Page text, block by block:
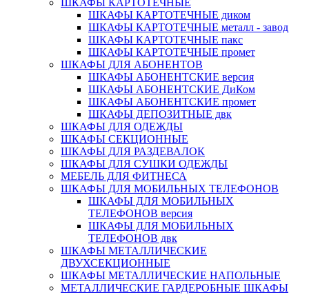
ШКАФЫ КАРТОТЕЧНЫЕ диком
ШКАФЫ КАРТОТЕЧНЫЕ металл - завод
ШКАФЫ КАРТОТЕЧНЫЕ пакс
ШКАФЫ КАРТОТЕЧНЫЕ промет
ШКАФЫ ДЛЯ АБОНЕНТОВ
ШКАФЫ АБОНЕНТСКИЕ версия
ШКАФЫ АБОНЕНТСКИЕ ДиКом
ШКАФЫ АБОНЕНТСКИЕ промет
ШКАФЫ ДЕПОЗИТНЫЕ двк
ШКАФЫ ДЛЯ ОДЕЖДЫ
ШКАФЫ СЕКЦИОННЫЕ
ШКАФЫ ДЛЯ РАЗДЕВАЛОК
ШКАФЫ ДЛЯ СУШКИ ОДЕЖДЫ
МЕБЕЛЬ ДЛЯ ФИТНЕСА
ШКАФЫ ДЛЯ МОБИЛЬНЫХ ТЕЛЕФОНОВ
ШКАФЫ ДЛЯ МОБИЛЬНЫХ
ТЕЛЕФОНОВ версия
ШКАФЫ ДЛЯ МОБИЛЬНЫХ
ТЕЛЕФОНОВ двк
ШКАФЫ МЕТАЛЛИЧЕСКИЕ
ДВУХСЕКЦИОННЫЕ
ШКАФЫ МЕТАЛЛИЧЕСКИЕ НАПОЛЬНЫЕ
МЕТАЛЛИЧЕСКИЕ ГАРДЕРОБНЫЕ ШКАФЫ